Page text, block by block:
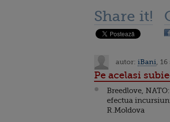
Share it!
autor: iBani ,
Pe acelasi
Breedlove,
efectua
R.Moldova